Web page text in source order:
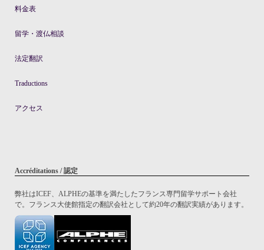
料金表
留学・渡仏相談
法定翻訳
Traductions
アクセス
Accréditations / 認定
弊社はICEF、ALPHEの基準を満たしたフランス専門留学サポート会社
で。フランス大使館指定の翻訳会社として約20年の翻訳実績があります。